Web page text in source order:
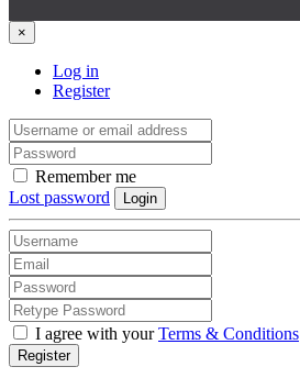
×
Log in
Register
Remember me
Lost password
Login
I agree with yourTerms & Conditions
Register